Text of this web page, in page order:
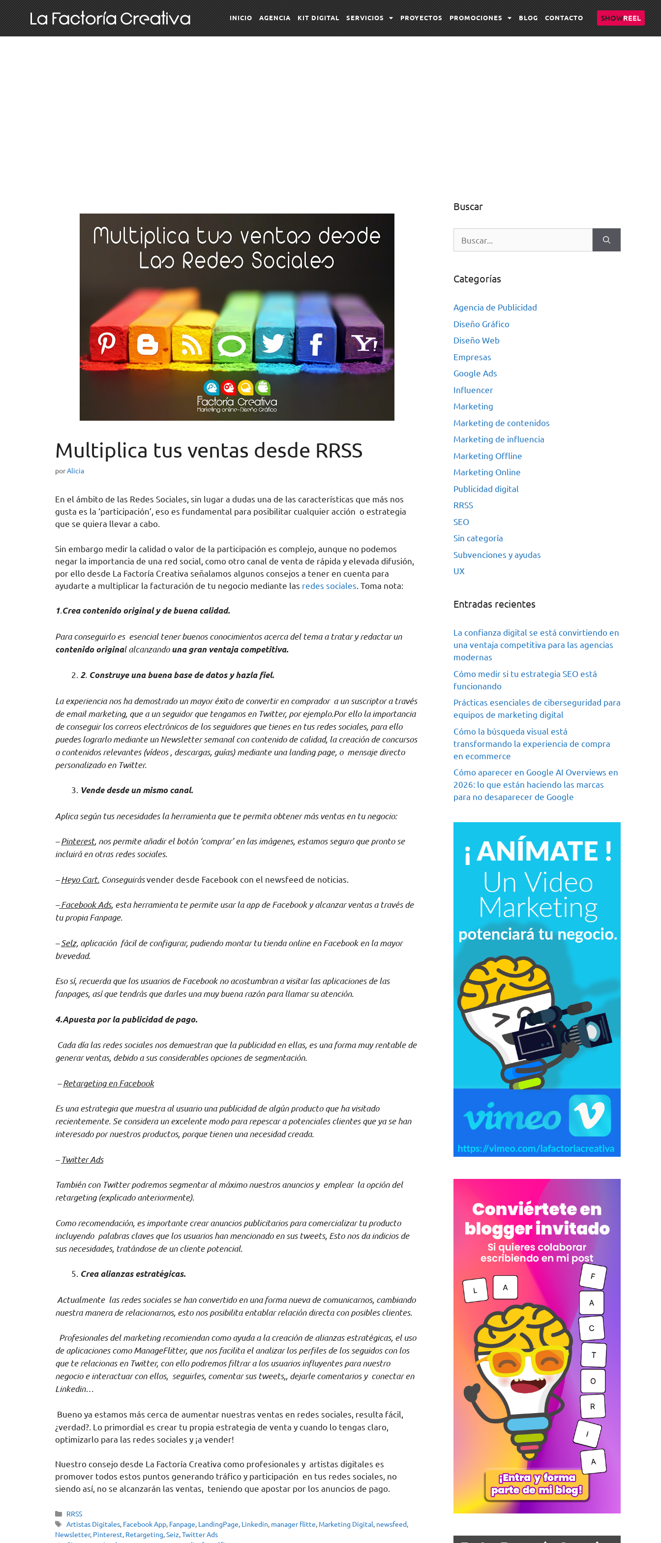
INICIO AGENCIA KIT DIGITAL SERVICIOS PROYECTOS PROMOCIONES BLOG CONTACTO SHOWREEL
Multiplica tus ventas desde RRSS
porAlicia
En el ámbito de las Redes Sociales, sin lugar a dudas una de las características que más nos
gusta es la ‘participación’, eso es fundamental para posibilitar cualquier acción o estrategia
que se quiera llevar a cabo.
Sin embargo medir la calidad o valor de la participación es complejo, aunque no podemos
negar la importancia de una red social, como otro canal de venta de rápida y elevada difusión,
por ello desde La Factoría Creativa señalamos algunos consejos a tener en cuenta para
ayudarte a multiplicar la facturación de tu negocio mediante las redes sociales . Toma nota:
1.Crea contenido original y de buena calidad.
Para conseguirlo es esencial tener buenos conocimientos acerca del tema a tratar y redactar un
contenido original alcanzandouna gran ventaja competitiva.
2. Construye una buena base de datos y hazla fiel.
La experiencia nos ha demostrado un mayor éxito de convertir en comprador a un suscriptor a través
de email marketing, que a un seguidor que tengamos en Twitter, por ejemplo.Por ello la importancia
de conseguir los correos electrónicos de los seguidores que tienes en tus redes sociales, para ello
puedes lograrlo mediante un Newsletter semanal con contenido de calidad, la creación de concursos
o contenidos relevantes (vídeos , descargas, guías) mediante una landing page, o mensaje directo
personalizado en Twitter.
Vende desde un mismo canal.
Aplica según tus necesidades la herramienta que te permita obtener más ventas en tu negocio:
–Pinterest, nos permite añadir el botón ‘comprar’ en las imágenes, estamos seguro que pronto se
incluirá en otras redes sociales.
–Heyo Cart. Conseguirásvender desde Facebook con el newsfeed de noticias.
–Facebook Ads, esta herramienta te permite usar la app de Facebook y alcanzar ventas a través de
tu propia Fanpage.
–Selz, aplicación fácil de configurar, pudiendo montar tu tienda online en Facebook en la mayor
brevedad.
Eso sí, recuerda que los usuarios de Facebook no acostumbran a visitar las aplicaciones de las
fanpages, así que tendrás que darles una muy buena razón para llamar su atención.
4.Apuesta por la publicidad de pago.
Cada día las redes sociales nos demuestran que la publicidad en ellas, es una forma muy rentable de
generar ventas, debido a sus considerables opciones de segmentación.
–Retargeting en Facebook
Es una estrategia que muestra al usuario una publicidad de algún producto que ha visitado
recientemente. Se considera un excelente modo para repescar a potenciales clientes que ya se han
interesado por nuestros productos, porque tienen una necesidad creada.
– Twitter Ads
También con Twitter podremos segmentar al máximo nuestros anuncios y emplear la opción del
retargeting (explicado anteriormente).
Como recomendación, es importante crear anuncios publicitarios para comercializar tu producto
incluyendo palabras claves que los usuarios han mencionado en sus tweets, Esto nos da indicios de
sus necesidades, tratándose de un cliente potencial.
Crea alianzas estratégicas.
Actualmente las redes sociales se han convertido en una forma nueva de comunicarnos, cambiando
nuestra manera de relacionarnos, esto nos posibilita entablar relación directa con posibles clientes.
Profesionales del marketing recomiendan como ayuda a la creación de alianzas estratégicas, el uso
de aplicaciones como ManageFlitter, que nos facilita el analizar los perfiles de los seguidos con los
que te relacionas en Twitter, con ello podremos filtrar a los usuarios influyentes para nuestro
negocio e interactuar con ellos, seguirles, comentar sus tweets,, dejarle comentarios y conectar en
Linkedin…
Bueno ya estamos más cerca de aumentar nuestras ventas en redes sociales, resulta fácil,
¿verdad?. Lo primordial es crear tu propia estrategia de venta y cuando lo tengas claro,
optimizarlo para las redes sociales y ¡a vender!
Nuestro consejo desde La Factoría Creativa como profesionales y artistas digitales es
promover todos estos puntos generando tráfico y participación en tus redes sociales, no
siendo así, no se alcanzarán las ventas, teniendo que apostar por los anuncios de pago.
RRSS
Artistas Digitales, Facebook App, Fanpage, LandingPage, Linkedin, manager flitte, Marketing Digital, newsfeed,
Newsletter, Pinterest, Retargeting,Seiz,Twitter Ads
Buscar
Categorías
Agencia de Publicidad
Diseño Gráfico
Diseño Web
Empresas
Google Ads
Influencer
Marketing
Marketing de contenidos
Marketing de influencia
Marketing Offline
Marketing Online
Publicidad digital
RRSS
SEO
Sin categoría
Subvenciones y ayudas
UX
Entradas recientes
La confianza digital se está convirtiendo en
una ventaja competitiva para las agencias
modernas
Cómo medir si tu estrategia SEO está
funcionando
Prácticas esenciales de ciberseguridad para
equipos de marketing digital
Cómo la búsqueda visual está
transformando la experiencia de compra
en ecommerce
Cómo aparecer en Google AI Overviews en
2026: lo que están haciendo las marcas
para no desaparecer de Google